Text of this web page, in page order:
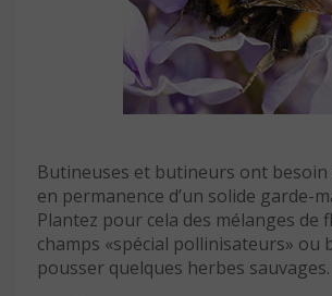
Butineuses et butineurs ont besoin
en permanence d’un solide garde-
Plantez pour cela des mélanges de
champs «spécial pollinisateurs» ou
pousser quelques herbes sauvages.